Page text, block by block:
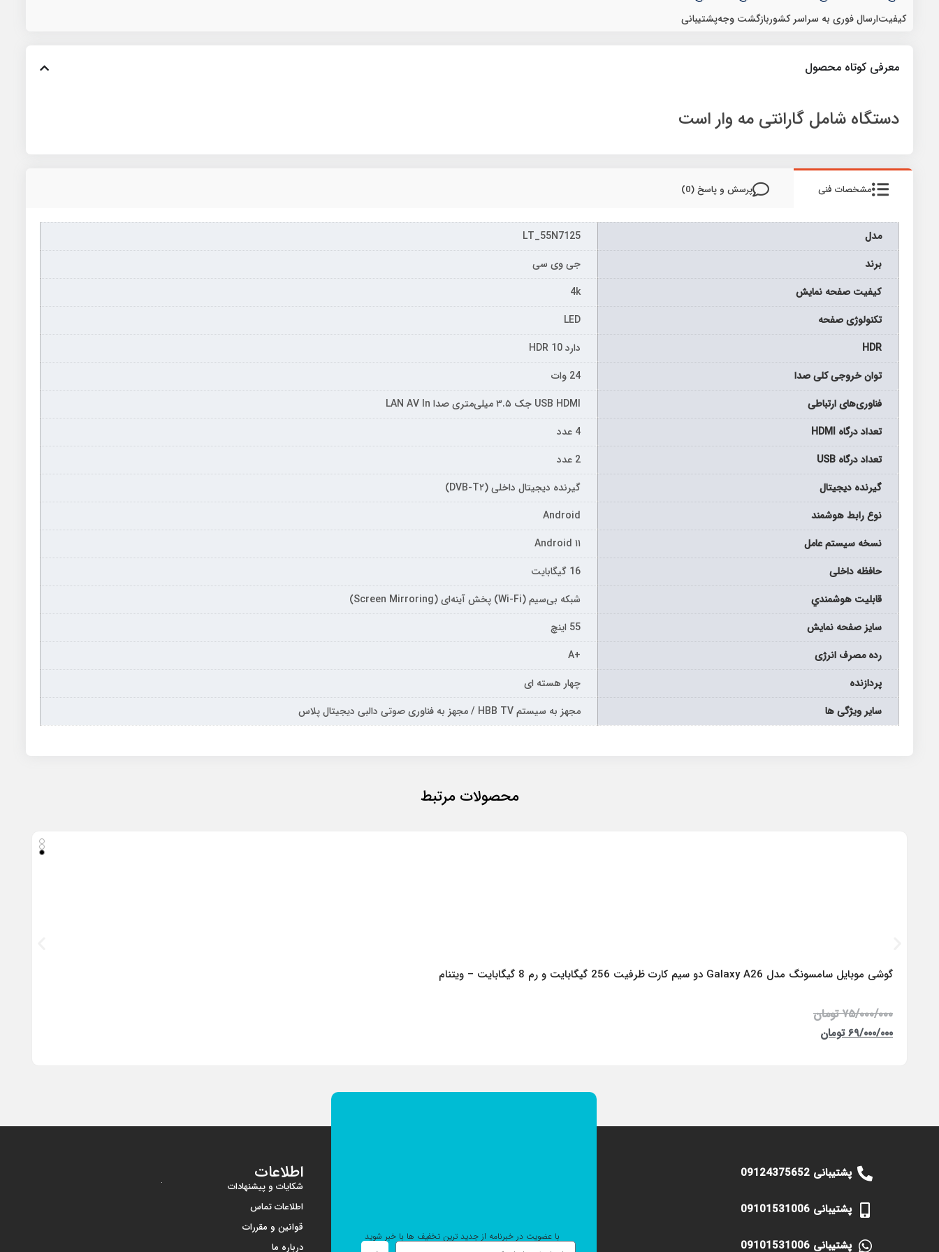
کیفیتارسال فوری به سراسر کشوربازگشت وجهپشتیبانی
معرفی کوتاه محصول
دستگاه شامل گارانتی مه وار است
مشخصات فنی پرسش و پاسخ (0)
مدل
LT_55N7125
برند
جی وی سی
كيفيت صفحه نمايش
4k
تکنولوژی صفحه
LED
HDR
دارد HDR 10
توان خروجی کلی صدا
24 وات
فناوری‌های ارتباطی
USB HDMI جک ۳.۵ میلی‌متری صدا LAN AV In
تعداد درگاه HDMI
4 عدد
تعداد درگاه USB
2 عدد
گیرنده دیجیتال
گیرنده دیجیتال داخلی (DVB-T۲)
نوع رابط هوشمند
Android
نسخه سیستم عامل
Android ۱۱
حافظه داخلی
16 گیگابایت
قابليت هوشمندي
شبکه بی‌سیم (Wi-Fi) پخش آینه‌ای (Screen Mirroring)
سايز صفحه نمايش
55 اینچ
رده مصرف انرژی
+A
پردازنده
چهار هسته ای
سایر ویژگی ها
مجهز به سیستم HBB TV / مجهز به فناوری صوتی دالبی دیجیتال پلاس
محصولات مرتبط
گوشی موبایل سامسونگ مدل Galaxy A26 دو سیم کارت ظرفیت 256 گیگابایت و رم 8 گیگابایت – ویتنام
۷۵/۰۰۰/۰۰۰ تومان
۶۹/۰۰۰/۰۰۰ تومان
پشتیبانی 09124375652
پشتیبانی 09101531006
پشتیبانی 09101531006
با عضویت در خبرنامه از جدید ترین تخفیف ها با خبر شوید
اطلاعات
شکایات و پیشنهادات
اطلاعات تماس
قوانین و مقررات
درباره ما